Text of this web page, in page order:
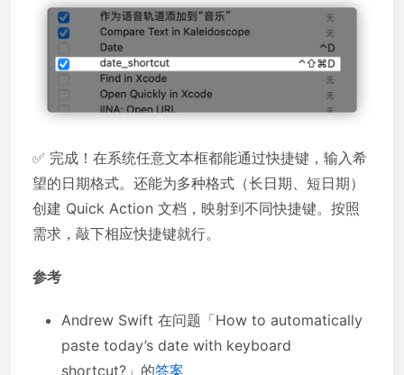
✅ 完成！在系统任意文本框都能通过快捷键，输入希
望的日期格式。还能为多种格式（长日期、短日期）
创建 Quick Action 文档，映射到不同快捷键。按照
需求，敲下相应快捷键就行。
参考
Andrew Swift 在问题「How to automatically
paste today’s date with keyboard
shortcut?」的答案